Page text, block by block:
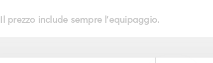
| Il prezzo include sempre l'equipaggio.